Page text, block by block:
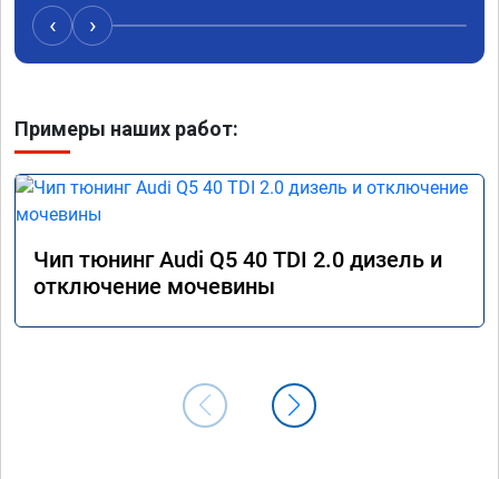
случае поломки авто.Однозначно
рекомендую Алексея как грамотного
специалиста!
‹ ›
Примеры наших работ:
Чип тюнинг Audi Q5 40 TDI 2.0 дизель и
отключение мочевины